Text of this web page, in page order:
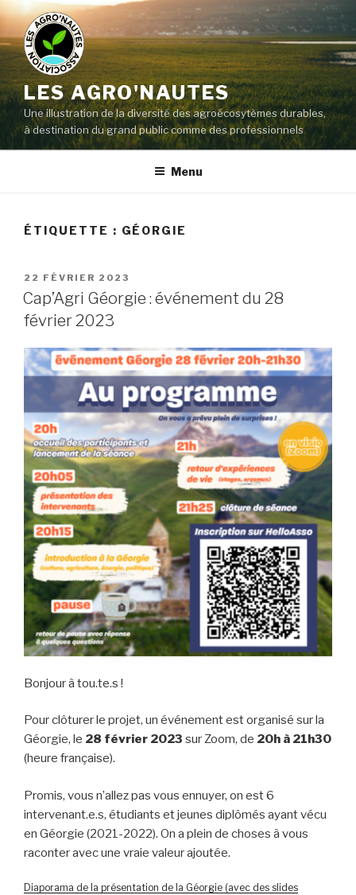
LES AGRO'NAUTES
Une illustration de la diversité des agroécosytèmes durables,
à destination du grand public comme des professionnels
Menu
ÉTIQUETTE : GÉORGIE
22 FÉVRIER 2023
Cap’Agri Géorgie : événement du 28
février 2023
Bonjour à tou.te.s !
Pour clôturer le projet, un événement est organisé sur la
Géorgie, le 28 février 2023 sur Zoom, de 20h à 21h30
(heure française).
Promis, vous n’allez pas vous ennuyer, on est 6
intervenant.e.s, étudiants et jeunes diplômés ayant vécu
en Géorgie (2021-2022). On a plein de choses à vous
raconter avec une vraie valeur ajoutée.
Diaporama de la présentation de la Géorgie (avec des slides